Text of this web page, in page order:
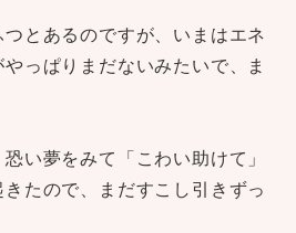
とあるのですが、いまはエネ
っぱりまだないみたいで、ま
い夢をみて「こわい助けて」
たので、まだすこし引きずっ